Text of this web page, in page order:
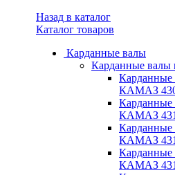
Назад в каталог
Каталог товаров
Карданные валы
Карданные
Карданные
КАМАЗ
Карданные
КАМАЗ
Карданные
КАМАЗ
Карданные
КАМАЗ